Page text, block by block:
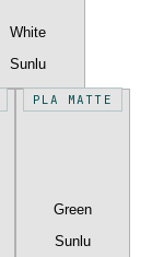
White
Sunlu
PLA MATTE
Green
Sunlu